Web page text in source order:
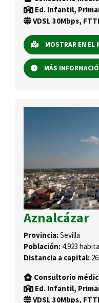
Ed. Infantil,
VDSL 30Mbps,
MOSTRAR EN EL
MÁS
Aznalcázar
Provincia:Sevilla
Población: 4.923
Distancia a capital:
Consultorio
Ed. Infantil,
VDSL 30Mbps,